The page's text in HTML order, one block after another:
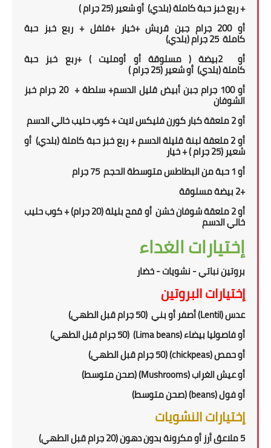
+ربعخبز حبة كاملة(بلدي) أو شعير(25 جرام)
أو200 جرام جبن قريش +خيار +فلفل+ ربعخبز حبة
كاملة 25جرام (بلدي)
أو
2بيضة ( مسلوقة أو أومليت ) +ربع خبز حبة
كاملة(بلدي) أو شعير(25 جرام)
أو 100 جرام جبن أبيض قليل الدسم+ سلطة +
20 جرام خبز
الشوفان
أو 2 ملعقة
كبار كورن فليكس لايت + كوب حليب خالي الدسم
أو 2 ملعقة لبنة قليلة الدسم
+ربعخبز حبة كاملة(بلدي) أو
شعير(25 جرام) + خيار
أو 1 حبة منالبطاطس متوسطة الحجم 75 جرام
+
2بيضة مسلوقة
أو2 ملعقة شوفان خشن أو قمح بليلة (20 جرام) + كوب حليب
خالي الدسم
إختيارات الغداء
بروتين نباتي - نشويات - خضار
إختيارات البروتين
عدس(Lentil)أصفر أو بني (50 جرام قبل الطهي)
أو فاصوليا بيضاء(Lima beans) (50 جرام قبل الطهي)
أو حمص(chickpeas)(50 جرام قبل الطهي)
أوعيش الغراب (Mushrooms
)(صحن متوسط)
أو فول (beans) (صحن متوسط)
إختيارات النشويات
5ملاعق أرز أو مكرونة بدون دهون (20جرام قبل الطهي)